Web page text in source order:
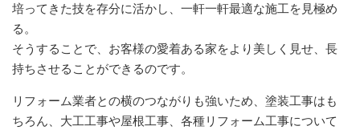
培ってきた技を存分に活かし、一軒一軒最適な施工を見極め
る。
そうすることで、お客様の愛着ある家をより美しく見せ、長
持ちさせることができるのです。
リフォーム業者との横のつながりも強いため、塗装工事はも
ちろん、大工工事や屋根工事、各種リフォーム工事について